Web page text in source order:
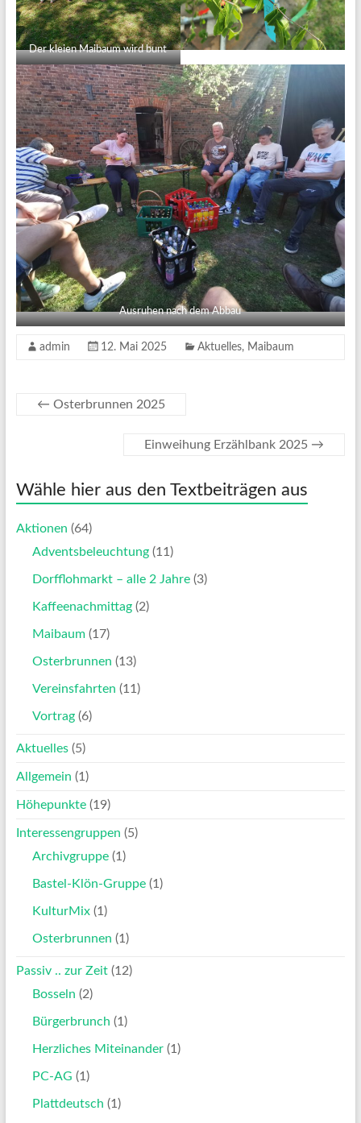
Der kleien Maibaum wird bunt
Ausruhen nach dem Abbau
admin 12. Mai 2025 Aktuelles, Maibaum
← Osterbrunnen 2025
Einweihung Erzählbank 2025 →
Wähle hier aus den Textbeiträgen aus
Aktionen (64)
Adventsbeleuchtung(11)
Dorfflohmarkt – alle 2 Jahre(3)
Kaffeenachmittag(2)
Maibaum(17)
Osterbrunnen (13)
Vereinsfahrten (11)
Vortrag(6)
Aktuelles(5)
Allgemein (1)
Höhepunkte(19)
Interessengruppen (5)
Archivgruppe(1)
Bastel-Klön-Gruppe(1)
KulturMix(1)
Osterbrunnen (1)
Passiv .. zur Zeit(12)
Bosseln (2)
Bürgerbrunch (1)
Herzliches Miteinander(1)
PC-AG (1)
Plattdeutsch (1)